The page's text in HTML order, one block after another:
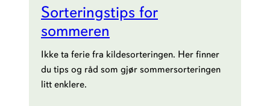
Sorteringstips for
sommeren
Ikke ta ferie fra kildesorteringen. Her finner
du tips og råd som gjør sommersorteringen
litt enklere.